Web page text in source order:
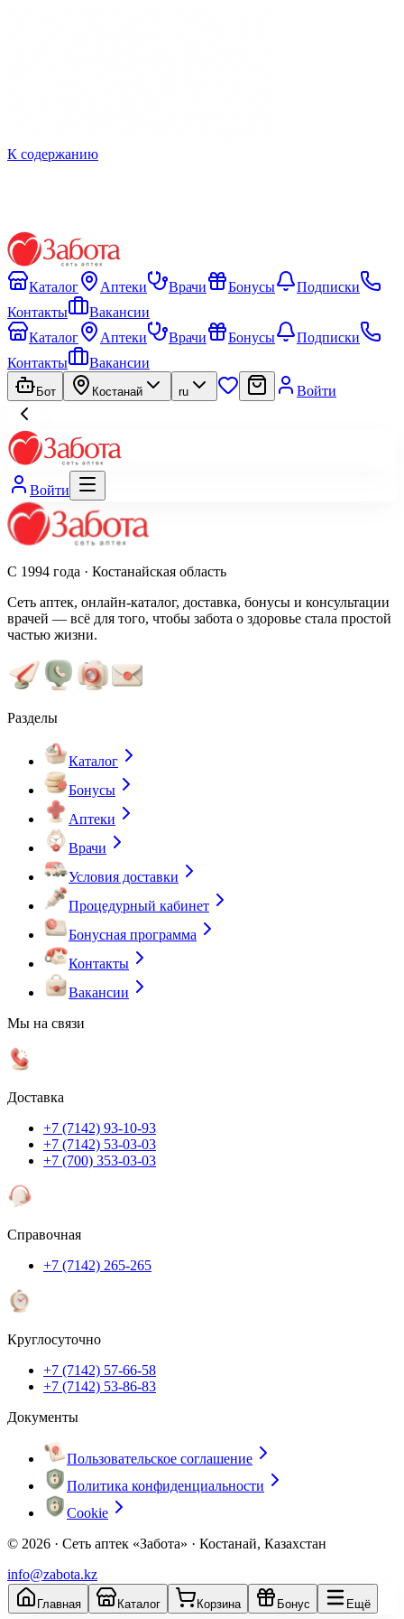
К содержанию
Каталог Аптеки Врачи Бонусы
Подписки
Контакты
Вакансии
Каталог
Аптеки Врачи Бонусы
Подписки
Контакты
Вакансии
Бот Костанай ru Войти
Войти
С 1994 года · Костанайская область
Сеть аптек, онлайн-каталог, доставка, бонусы и консультации
врачей — всё для того, чтобы забота о здоровье стала простой
частью жизни.
Разделы
Каталог
Бонусы
Аптеки
Врачи
Условия доставки
Процедурный кабинет
Бонусная программа
Контакты
Вакансии
Мы на связи
Доставка
+7 (7142) 93-10-93
+7 (7142) 53-03-03
+7 (700) 353-03-03
Справочная
+7 (7142) 265-265
Круглосуточно
+7 (7142) 57-66-58
+7 (7142) 53-86-83
Документы
Пользовательское соглашение
Политика конфиденциальности
Cookie
© 2026 · Сеть аптек «Забота» · Костанай, Казахстан
info@zabota.kz
Главная Каталог Корзина Бонус Ещё